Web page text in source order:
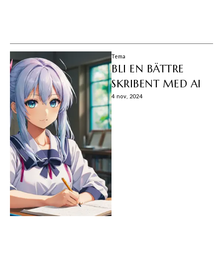
Tema
BLI EN BÄTTRE
SKRIBENT MED AI
4 nov, 2024